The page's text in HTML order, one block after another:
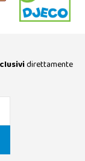
direttamente